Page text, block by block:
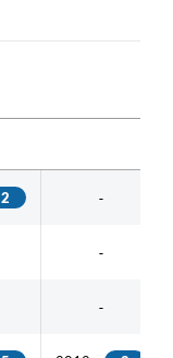
2 -
-
-